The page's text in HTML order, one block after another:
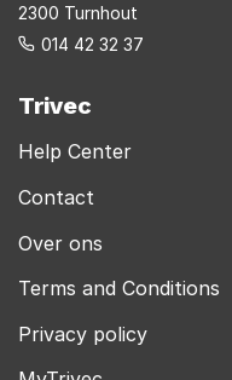
2300 Turnhout
014 42 32 37
Trivec
Help Center
Contact
Over ons
Terms and Conditions
Privacy policy